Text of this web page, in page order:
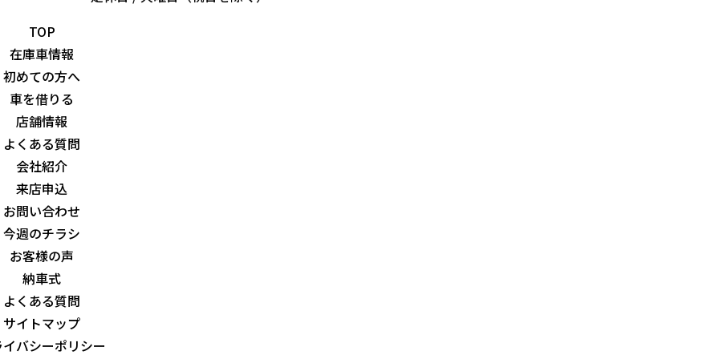
TOP
在庫車情報
初めての方へ
車を借りる
店舗情報
よくある質問
会社紹介
来店申込
お問い合わせ
今週のチラシ
お客様の声
納車式
よくある質問
サイトマップ
バシーポリシー